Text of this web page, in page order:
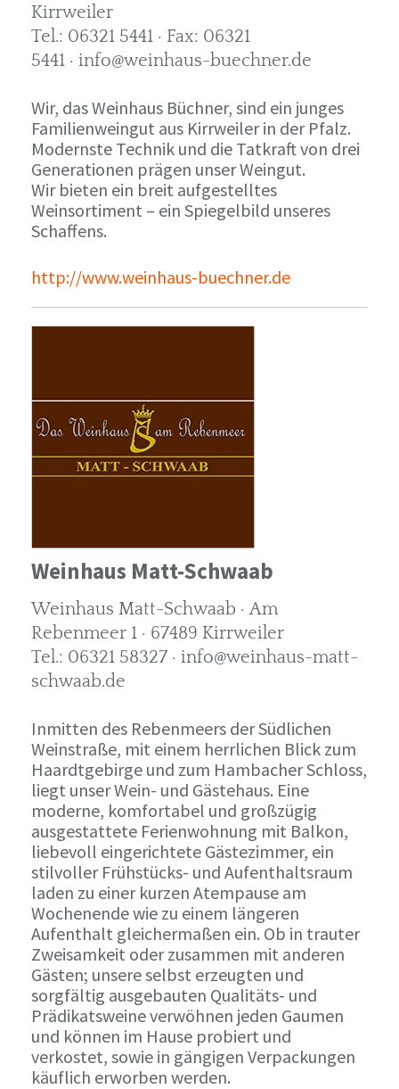
Kirrweiler
Tel.: 06321 5441 · Fax: 06321
5441 · info@weinhaus-buechner.de
Wir, das Weinhaus Büchner, sind ein junges
Familienweingut aus Kirrweiler in der Pfalz.
Modernste Technik und die Tatkraft von drei
Generationen prägen unser Weingut.
Wir bieten ein breit aufgestelltes
Weinsortiment – ein Spiegelbild unseres
Schaffens.
http://www.weinhaus-buechner.de
Weinhaus Matt-Schwaab
Weinhaus Matt-Schwaab · Am
Rebenmeer 1 · 67489 Kirrweiler
Tel.: 06321 58327 · info@weinhaus-matt-
schwaab.de
Inmitten des Rebenmeers der Südlichen
Weinstraße, mit einem herrlichen Blick zum
Haardtgebirge und zum Hambacher Schloss,
liegt unser Wein- und Gästehaus. Eine
moderne, komfortabel und großzügig
ausgestattete Ferienwohnung mit Balkon,
liebevoll eingerichtete Gästezimmer, ein
stilvoller Frühstücks- und Aufenthaltsraum
laden zu einer kurzen Atempause am
Wochenende wie zu einem längeren
Aufenthalt gleichermaßen ein. Ob in trauter
Zweisamkeit oder zusammen mit anderen
Gästen; unsere selbst erzeugten und
sorgfältig ausgebauten Qualitäts- und
Prädikatsweine verwöhnen jeden Gaumen
und können im Hause probiert und
verkostet, sowie in gängigen Verpackungen
käuflich erworben werden.